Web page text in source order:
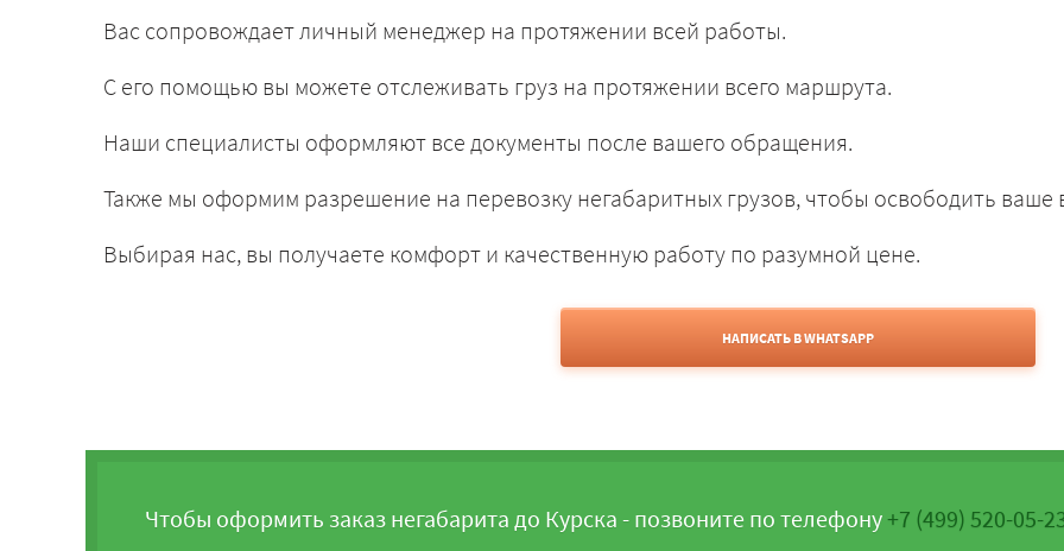
Вас сопровождает личный менеджер на протяжении всей работы.
С его помощью вы можете отслеживать груз на протяжении всего маршрута.
Наши специалисты оформляют все документы после вашего обращения.
Также мы оформим разрешение на перевозку негабаритных грузов, чтобы освободить ваше
Выбирая нас, вы получаете комфорт и качественную работу по разумной цене.
НАПИСАТЬ В WHATSAPP
Чтобы оформить заказ негабарита до Курска - позвоните по телефону+7 (499) 520-05-